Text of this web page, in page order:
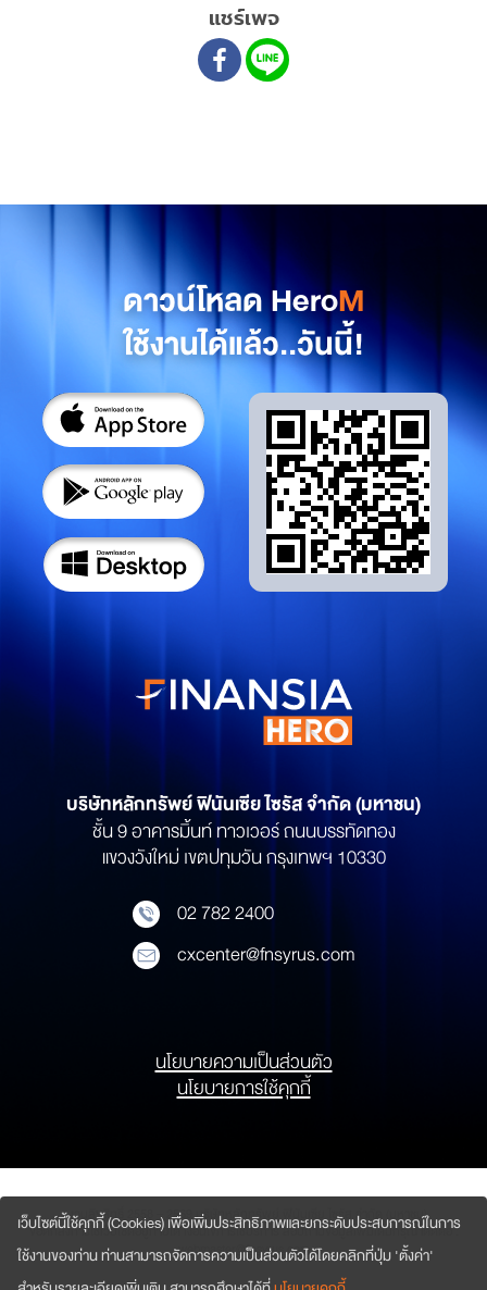
แชร์เพจ
ดาวน์โหลด HeroM
ใช้งานได้แล้ว..วันนี้!
บริษัทหลักทรัพย์ฟินันเซีย ไซรัส จำกัด (มหาชน)
ชั้น 9 อาคารมิ้นท์ ทาวเวอร์ ถนนบรรทัดทอง
แขวงวังใหม่ เขตปทุมวัน กรุงเทพฯ 10330
02 782 2400
cxcenter@fnsyrus.com
นโยบายความเป็นส่วนตัว
นโยบายการใช้คุกกี้
สงวนลิขสิทธิ์ 2558 – 2569บริษัทหลักทรัพย์ ฟินันเซีย ไซรัส จำกัด (มหาชน)
ข้อตกลงการใช้เว็บไซต์อยู่ภายใต้ เงื่อนไขการใช้บริการ สอบถามข้อมูลเพิ่มเติมกรุณาติดต่อ :
webmaster@fnsyrus.com
เว็บไซต์นี้ใช้คุกกี้ (Cookies) เพื่อเพิ่มประสิทธิภาพและยกระดับประสบการณ์ในการ
ใช้งานของท่าน ท่านสามารถจัดการความเป็นส่วนตัวได้โดยคลิกที่ปุ่ม 'ตั้งค่า'